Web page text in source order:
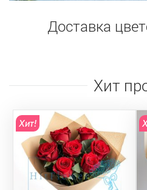
Доставка
Хит
Хит!